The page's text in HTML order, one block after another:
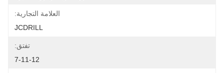
العلامة التجارية:
JCDRILL
تفتق:
7-11-12